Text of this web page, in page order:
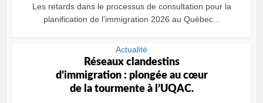
Les retards dans le processus de consultation pour la
planification de l’immigration 2026 au Québec...
Actualité
Réseaux clandestins
d’immigration : plongée au cœur
de la tourmente à l’UQAC.